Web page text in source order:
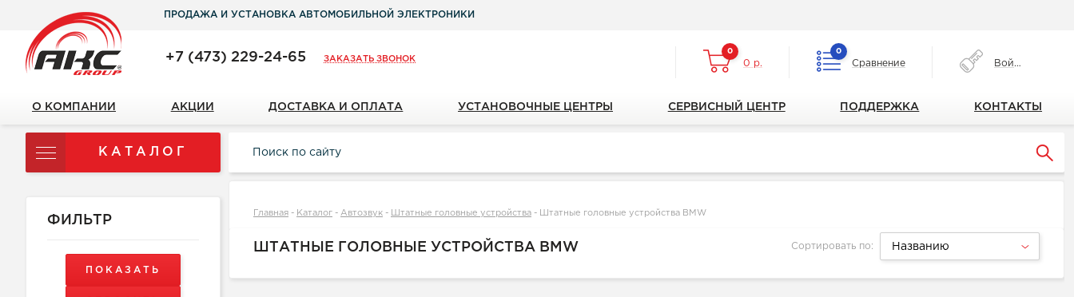
ПРОДАЖА И УСТАНОВКА АВТОМОБИЛЬНОЙ ЭЛЕКТРОНИКИ
+7 (473) 229-24-65 ЗАКАЗАТЬ ЗВОНОК
0
0 р.
0
Сравнение Войти
О КОМПАНИИ АКЦИИ ДОСТАВКА И ОПЛАТА УСТАНОВОЧНЫЕ ЦЕНТРЫ СЕРВИСНЫЙ ЦЕНТР ПОДДЕРЖКА КОНТАКТЫ
КАТАЛОГ
ФИЛЬТР
Главная - Каталог - Автозвук - Штатные головные устройства - Штатные головные устройства BMW
ШТАТНЫЕ ГОЛОВНЫЕ УСТРОЙСТВА BMW Сортировать по: Названию